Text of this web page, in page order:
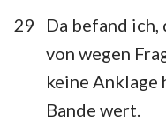
29
Da befand
von wegen
keine Anklage
Bande wert.